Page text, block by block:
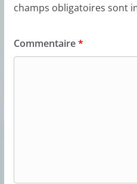
champs obligatoires sont
Commentaire*